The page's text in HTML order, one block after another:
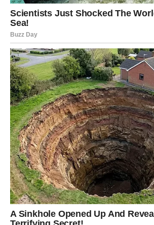
Ako si zauzet/a, očekuje te period kada
pokazati koliko mu je zaista stalo do
uslijediti važan razgovor, zajednička
budućnost.
Ovo je ljeto velikih emocija, ali i velikih